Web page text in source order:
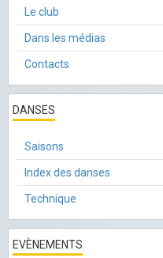
Le club
Dans les médias
Contacts
DANSES
Saisons
Index des danses
Technique
EVÈNEMENTS